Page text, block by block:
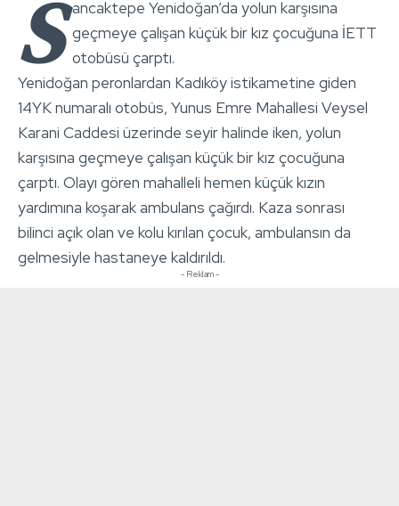
S ancaktepe Yenidoğan’da yolun karşısına
geçmeye çalışan küçük bir kız çocuğuna İETT
otobüsü çarptı.
Yenidoğan peronlardan Kadıköy istikametine giden
14YK numaralı otobüs, Yunus Emre Mahallesi Veysel
Karani Caddesi üzerinde seyir halinde iken, yolun
karşısına geçmeye çalışan küçük bir kız çocuğuna
çarptı. Olayı gören mahalleli hemen küçük kızın
yardımına koşarak ambulans çağırdı. Kaza sonrası
bilinci açık olan ve kolu kırılan çocuk, ambulansın da
gelmesiyle hastaneye kaldırıldı.
- Reklam -